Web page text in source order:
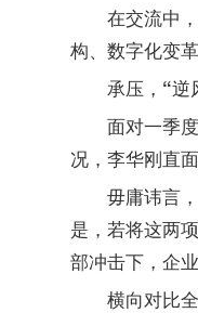
在交流中
构、数字化变
承压，“逆
面对一季
况，李华刚直
毋庸讳言
是，若将这两
部冲击下，企
横向对比